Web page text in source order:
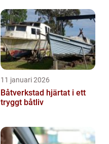
11 januari 2026
Båtverkstad hjärtat i ett
tryggt båtliv